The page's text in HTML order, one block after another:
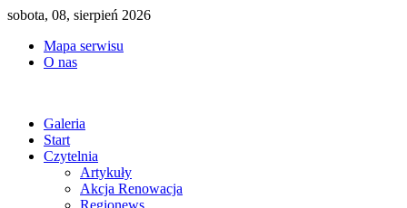
sobota, 08, sierpień 2026
Mapa serwisu
O nas
Galeria
Start
Czytelnia
Artykuły
Akcja Renowacja
Regionews